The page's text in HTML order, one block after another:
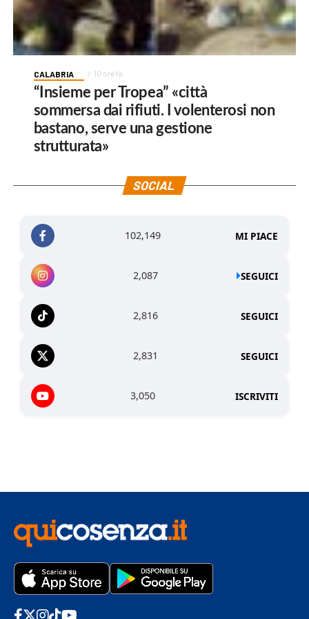
CALABRIA 10 ore fa
“Insieme per Tropea” «città
sommersa dai rifiuti. I volenterosi non
bastano, serve una gestione
strutturata»
SOCIAL
102,149 MI PIACE
2,087 SEGUICI
2,816 SEGUICI
2,831 SEGUICI
3,050 ISCRIVITI